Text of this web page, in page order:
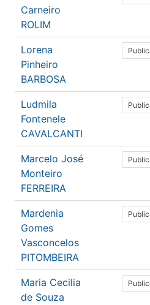
Carneiro
ROLIM
Lorena
Pinheiro
BARBOSA
Ludmila
Fontenele
CAVALCANTI
Marcelo José
Monteiro
FERREIRA
Mardenia
Gomes
Vasconcelos
PITOMBEIRA
Maria Cecilia
de Souza